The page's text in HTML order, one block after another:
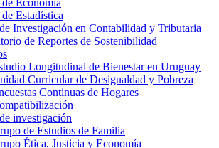
Estadística
Investigación en Contabilidad y Tributaria
de Reportes de Sostenibilidad
Longitudinal de Bienestar en Uruguay
Curricular de Desigualdad y Pobreza
Continuas de Hogares
investigación
de Estudios de Familia
Ética, Justicia y Economía